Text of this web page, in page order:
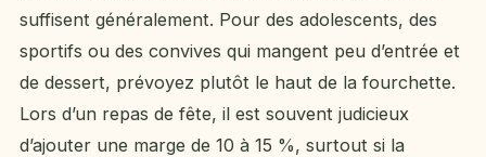
suffisent généralement. Pour des adolescents, des
sportifs ou des convives qui mangent peu d’entrée et
de dessert, prévoyez plutôt le haut de la fourchette.
Lors d’un repas de fête, il est souvent judicieux
d’ajouter une marge de 10 à 15 %, surtout si la